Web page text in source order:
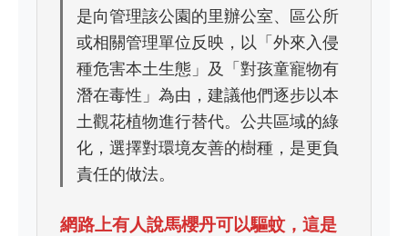
是向管理該公園的里辦公室、區公所
或相關管理單位反映，以「外來入侵
種危害本土生態」及「對孩童寵物有
潛在毒性」為由，建議他們逐步以本
土觀花植物進行替代。公共區域的綠
化，選擇對環境友善的樹種，是更負
責任的做法。
網路上有人說馬櫻丹可以驅蚊，這是